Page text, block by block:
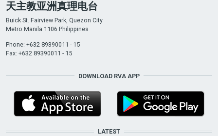
天主教亚洲真理电台
Buick St. Fairview Park, Quezon City
Metro Manila 1106 Philippines
Phone: +632 89390011 - 15
Fax: +632 89390011 - 15
DOWNLOAD RVA APP
LATEST